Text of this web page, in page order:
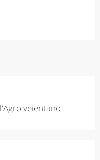
veientano